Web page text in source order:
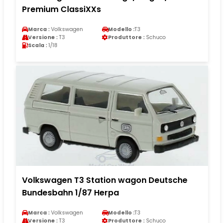
Premium ClassiXXs
Marca : Volkswagen Modello :T3
Versione : T3 Produttore : Schuco
Scala : 1/18
Volkswagen T3 Station wagon Deutsche
Bundesbahn 1/87 Herpa
Marca : Volkswagen Modello :T3
Versione : T3 Produttore : Schuco